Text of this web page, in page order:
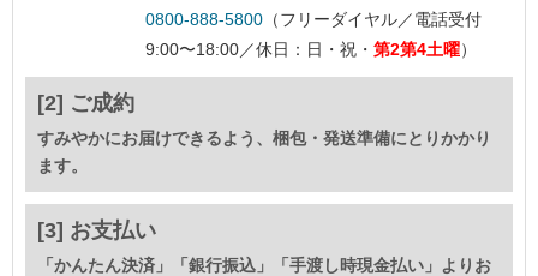
0800-888-5800 （フリーダイヤル／電話受付
9:00〜18:00／休日：日・祝・ 第2第4土曜）
[2] ご成約
すみやかにお届けできるよう、梱包・発送準備にとりかかり
ます。
[3] お支払い
「かんたん決済」「銀行振込」「手渡し時現金払い」よりお